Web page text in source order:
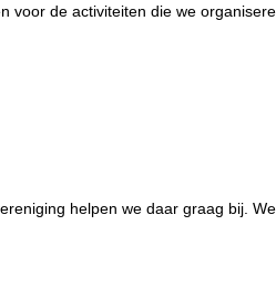
voor de activiteiten die we
helpen we daar graag bij.